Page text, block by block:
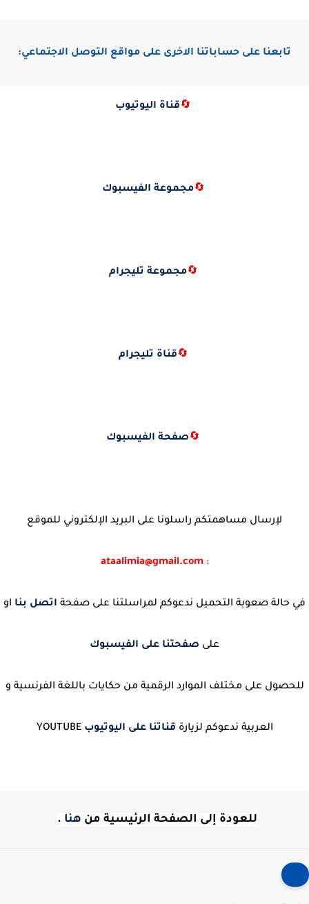
تابعنا على حساباتنا الاخرى على مواقع التوصل الاجتماعي:
🔄قناة اليوتيوب
🔄مجموعة الفيسبوك
🔄مجموعة تليجرام
🔄قناة تليجرام
🔄صفحة الفيسبوك
لإرسال مساهمتكم راسلونا على البريد الإلكتروني للموقع
:
ataalimia@gmail.com
في حالة صعوبة التحميل ندعوكم لمراسلتنا على صفحة اتصل بنا او
على صفحتنا على الفيسبوك
للحصول على مختلف الموارد الرقمية من حكايات باللغة الفرنسية و
العربية ندعوكم لزيارة قناتنا على اليوتيوب YOUTUBE
للعودة إلى الصفحة الرئيسية من هنا .